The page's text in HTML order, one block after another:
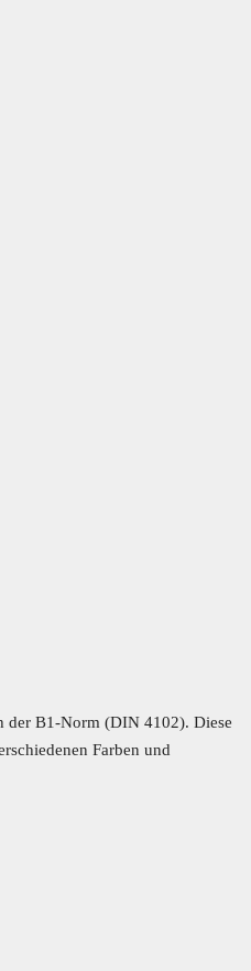
der B1-Norm (DIN 4102). Diese
Farben und